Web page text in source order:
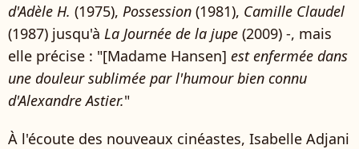
d'Adèle H. (1975), Possession (1981), Camille Claudel
(1987) jusqu'à La Journée de la jupe (2009) -, mais
elle précise : "[Madame Hansen] est enfermée dans
une douleur sublimée par l'humour bien connu
d'Alexandre Astier."
À l'écoute des nouveaux cinéastes, Isabelle Adjani